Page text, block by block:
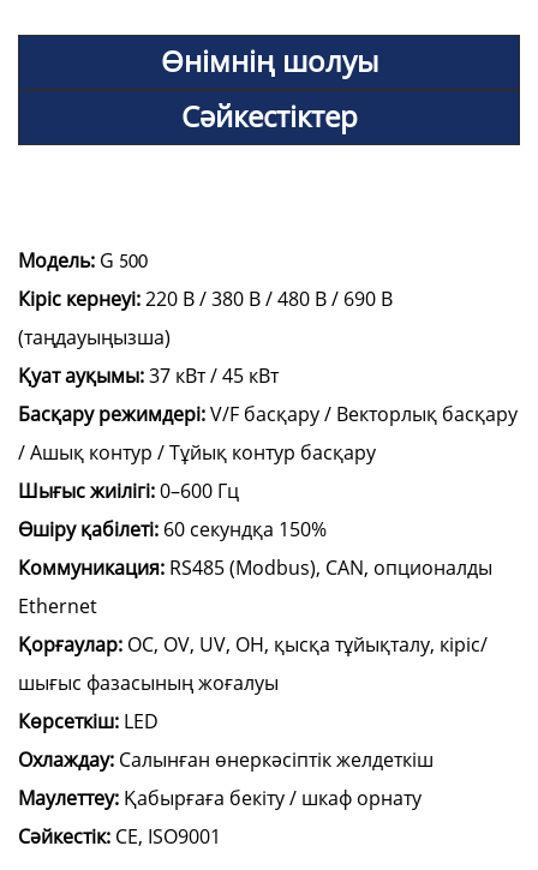
Өнімнің шолуы
Сәйкестіктер
Модель: G 500
Кіріс кернеуі:220 В / 380 В / 480 В / 690 В
(таңдауыңызша)
Қуат ауқымы:37 кВт / 45 кВт
Басқару режимдері:V/F басқару / Векторлық басқару
/ Ашық контур / Тұйық контур басқару
Шығыс жиілігі:0–600 Гц
Өшіру қабілеті: 60 секундқа 150%
Коммуникация: RS485 (Modbus), CAN, опционалды
Ethernet
Қорғаулар: OC, OV, UV, OH, қысқа тұйықталу, кіріс/
шығыс фазасының жоғалуы
Көрсеткіш: LED
Охлаждау: Салынған өнеркәсіптік желдеткіш
Маулеттеу: Қабырғаға бекіту / шкаф орнату
Сәйкестік: CE, ISO9001